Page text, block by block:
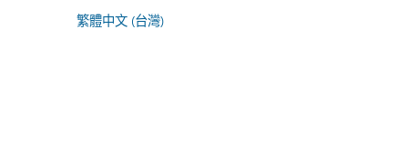
繁體中文 (台灣)